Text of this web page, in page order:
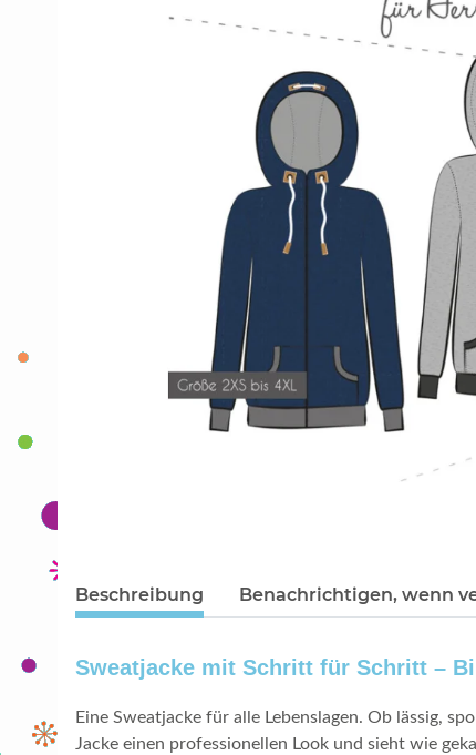
Beschreibung Benachrichtigen, wenn
Sweatjacke mit Schritt für Schritt –
Eine Sweatjacke für alle Lebenslagen. Ob lässig,
Jacke einen professionellen Look und sieht wie